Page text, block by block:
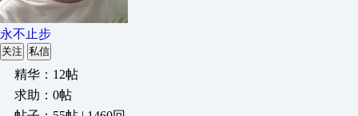
永不止步
关注 私信
精华：12帖
求助：0帖